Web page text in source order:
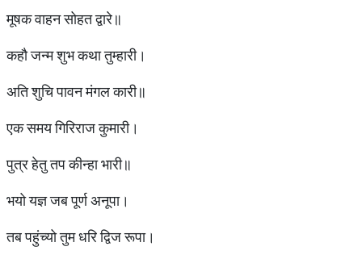
मूषक वाहन सोहत द्वारे॥
कहौ जन्म शुभ कथा तुम्हारी।
अति शुचि पावन मंगल कारी॥
एक समय गिरिराज कुमारी।
पुत्र हेतु तप कीन्हा भारी॥
भयो यज्ञ जब पूर्ण अनूपा।
तब पहुंच्यो तुम धरि द्विज रूपा।